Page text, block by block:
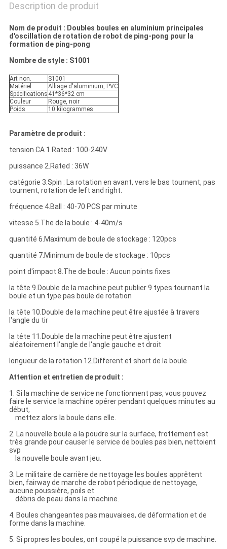
Description de produit
Nom de produit : Doubles boules en aluminium principales
d'oscillation de rotation de robot de ping-pong pour la
formation de ping-pong
Nombre de style : S1001
Art non.
S1001
Matériel
Alliage d'aluminium, PVC
Spécifications 41*36*32 cm
Couleur
Rouge, noir
Poids
10 kilogrammes
Paramètre de produit :
tension CA 1.Rated : 100-240V
puissance 2.Rated : 36W
catégorie 3.Spin : La rotation en avant, vers le bas tournent, pas
tournent, rotation de left and right.
fréquence 4.Ball : 40-70 PCS par minute
vitesse 5.The de la boule : 4-40m/s
quantité 6.Maximum de boule de stockage : 120pcs
quantité 7.Minimum de boule de stockage : 10pcs
point d'impact 8.The de boule : Aucun points fixes
la tête 9.Double de la machine peut publier 9 types tournant la
boule et un type pas boule de rotation
la tête 10.Double de la machine peut être ajustée à travers
l'angle du tir
la tête 11.Double de la machine peut être ajustent
aléatoirement l'angle de l'angle gauche et droit
longueur de la rotation 12.Different et short de la boule
Attention et entretien de produit :
1. Si la machine de service ne fonctionnent pas, vous pouvez
faire le service la machine opérer pendant quelques minutes au
début,
mettez alors la boule dans elle.
2. La nouvelle boule a la poudre sur la surface, frottement est
très grande pour causer le service de boules pas bien, nettoient
svp
la nouvelle boule avant jeu.
3. Le militaire de carrière de nettoyage les boules apprêtent
bien, fairway de marche de robot périodique de nettoyage,
aucune poussière, poils et
débris de peau dans la machine.
4. Boules changeantes pas mauvaises, de déformation et de
forme dans la machine.
5. Si propres les boules, ont coupé la puissance svp de machine.